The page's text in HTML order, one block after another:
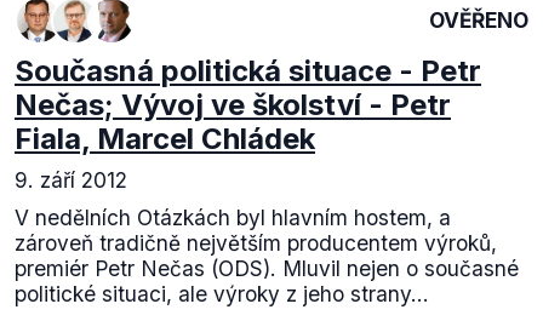
OVĚŘENO
Současná politická situace - Petr
Nečas; Vývoj ve školství - Petr
Fiala, Marcel Chládek
9. září 2012
V nedělních Otázkách byl hlavním hostem, a
zároveň tradičně největším producentem výroků,
premiér Petr Nečas (ODS). Mluvil nejen o současné
politické situaci, ale výroky z jeho strany...